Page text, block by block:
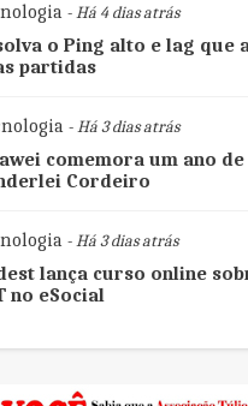
- Há 4 dias atrás
o Ping alto e lag que
partidas
- Há 3 dias atrás
comemora um ano
Cordeiro
- Há 3 dias atrás
lança curso online
no eSocial